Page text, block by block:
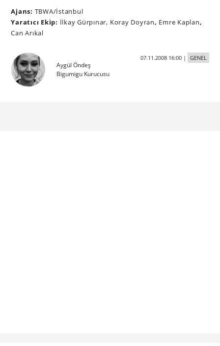
Ajans: TBWA/İstanbul
Yaratıcı Ekip: İlkay Gürpınar, Koray Doyran, Emre Kaplan,
Can Arıkal
Aygül Öndeş
Bigumigu Kurucusu
07.11.2008 16:00| GENEL